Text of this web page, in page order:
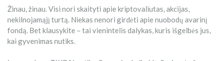
Žinau, žinau. Visi nori skaityti apie kriptovaliutas, akcijas,
nekilnojamąjį turtą. Niekas nenori girdėti apie nuobodų avarinį
fondą. Bet klausykite – tai vienintelis dalykas, kuris išgelbės jus,
kai gyvenimas nutiks.